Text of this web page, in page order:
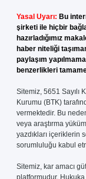
Yasal Uyarı: Bu
şirketi ile hiçbir
hazırladığımız
haber niteliği
paylaşım
benzerlikleri
Sitemiz, 5651 Sayılı
Kurumu (BTK)
vermektedir. Bu
veya araştırma
yazdıkları içeriklerin
sorumluluğu kabul
Sitemiz, kar amacı
platformudur.